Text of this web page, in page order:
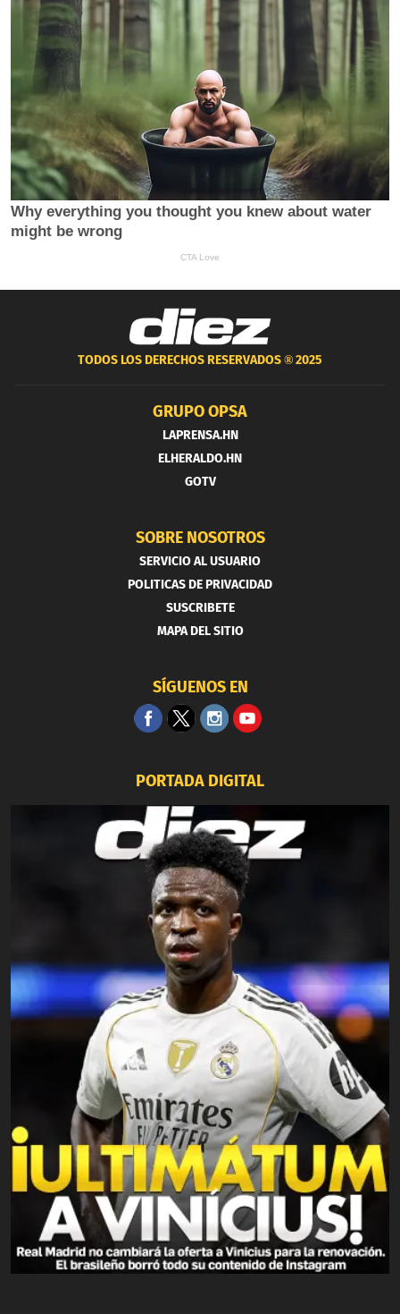
TODOS LOS DERECHOS RESERVADOS ®2025
GRUPO OPSA
LAPRENSA.HN
ELHERALDO.HN
GOTV
SOBRE NOSOTROS
SERVICIO AL USUARIO
POLITICAS DE PRIVACIDAD
SUSCRIBETE
MAPA DEL SITIO
SÍGUENOS EN
PORTADA DIGITAL